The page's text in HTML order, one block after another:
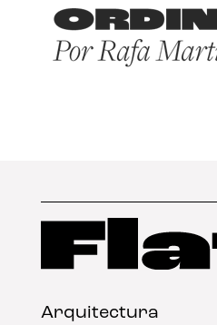
Arquitectura